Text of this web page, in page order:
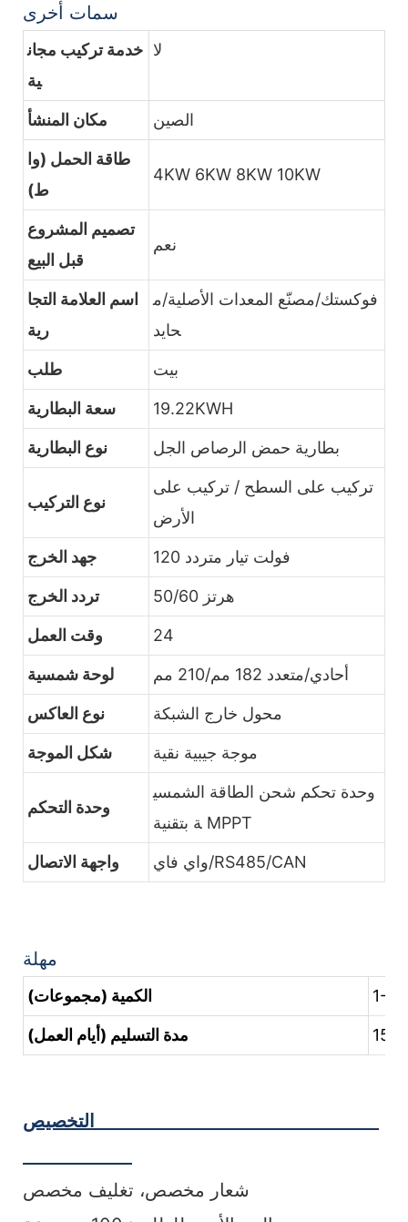
سمات أخرى
خدمة تركيب مجان
ية
لا
مكان المنشأ الصين
طاقة الحمل (وا
ط)
4KW 6KW 8KW 10KW
تصميم المشروع
قبل البيع
نعم
اسم العلامة التجا
رية
فوكستك/مصنّع المعدات الأصلية/م
حايد
طلب بيت
سعة البطارية 19.22KWH
نوع البطارية بطارية حمض الرصاص الجل
نوع التركيب
تركيب على السطح / تركيب على
الأرض
جهد الخرج 120 فولت تيار متردد
تردد الخرج 50/60 هرتز
وقت العمل 24
لوحة شمسية أحادي/متعدد 182 مم/210 مم
نوع العاكس محول خارج الشبكة
شكل الموجة موجة جيبية نقية
وحدة التحكم
وحدة تحكم شحن الطاقة الشمسي
ة بتقنية MPPT
واجهة الاتصال واي فاي/RS485/CAN
مهلة
الكمية (مجموعات) 1-
مدة التسليم (أيام العمل) 15-
التخصيص
شعار مخصص، تغليف مخصص